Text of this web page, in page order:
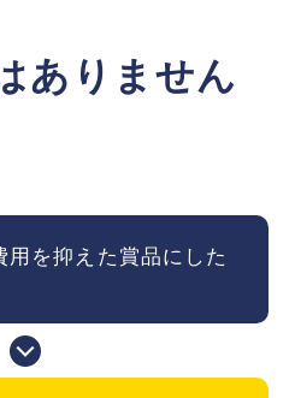
ありません
を抑えた賞品にした